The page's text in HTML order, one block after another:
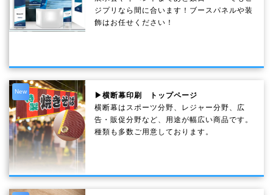
ジプリなら間に合います！ブースパネルや装
飾はお任せください！
New
▶横断幕印刷 トップページ
横断幕はスポーツ分野、レジャー分野、広
告・販促分野など、用途が幅広い商品です。
種類も多数ご用意しております。